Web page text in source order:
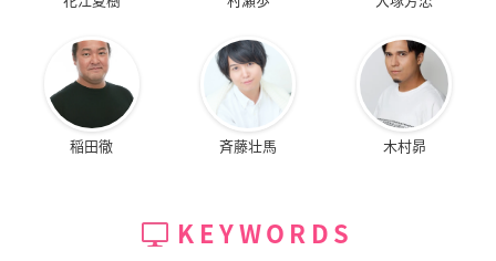
稲田徹 斉藤壮馬 木村昴
KEYWORDS